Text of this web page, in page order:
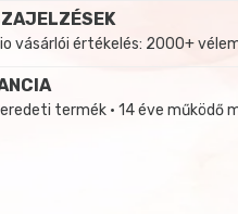
vásárlói értékelés: 2000+
eredeti termék • 14 éve működő